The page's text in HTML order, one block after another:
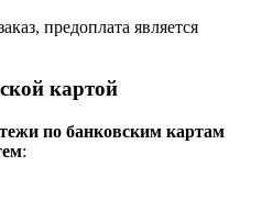
предоплата является
картой
по банковским картам
: